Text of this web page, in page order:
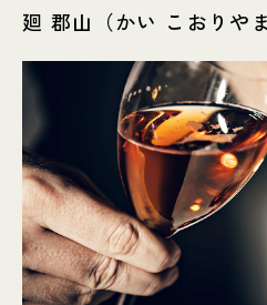
廻 郡山（かい こおりやま